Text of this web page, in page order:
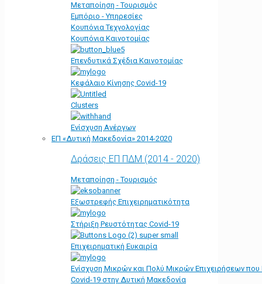
Μεταποίηση - Τουρισμός
Εμπόριο - Υπηρεσίες
Κουπόνια Τεχνολογίας
Κουπόνια Καινοτομίας
Επενδυτικά Σχέδια Καινοτομίας
Κεφάλαιο Κίνησης Covid-19
Clusters
Ενίσχυση Ανέργων
ΕΠ «Δυτική Μακεδονία» 2014-2020
Δράσεις ΕΠ ΠΔΜ (2014 - 2020)
Μεταποίηση - Τουρισμός
Εξωστρεφής Επιχειρηματικότητα
Στήριξη Ρευστότητας Covid-19
Επιχειρηματική Ευκαιρία
Ενίσχυση Μικρών και Πολύ Μικρών Επιχειρήσεων
Covid-19 στην Δυτική Μακεδονία